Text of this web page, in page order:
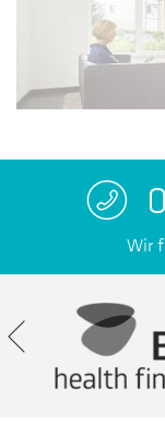
Wir